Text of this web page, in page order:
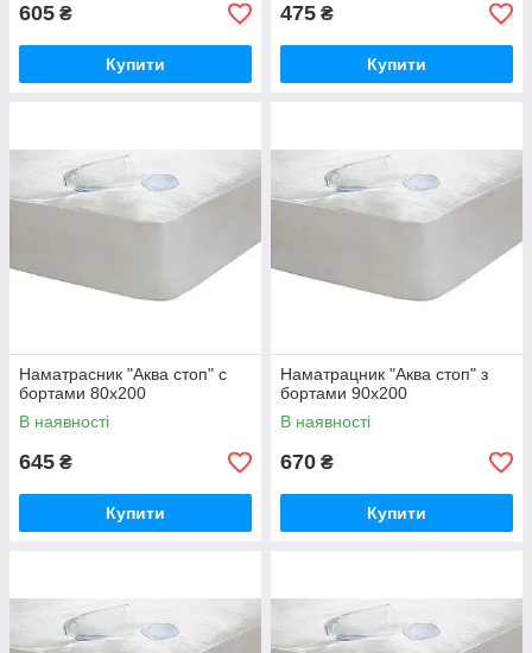
605 ₴
Купити
475 ₴
Купити
Наматрасник "Аква стоп" с
бортами 80х200
В наявності
645 ₴
Купити
Наматрацник "Аква стоп" з
бортами 90х200
В наявності
670 ₴
Купити